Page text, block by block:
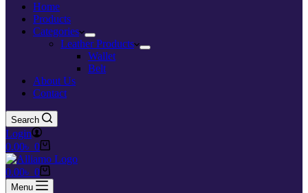
Home
Products
Categories
Leather Products
Wallet
Belt
About Us
Contact
Search
Login
Shopping
cart
0.00৳ 0
Shopping
cart
0.00৳ 0
Menu